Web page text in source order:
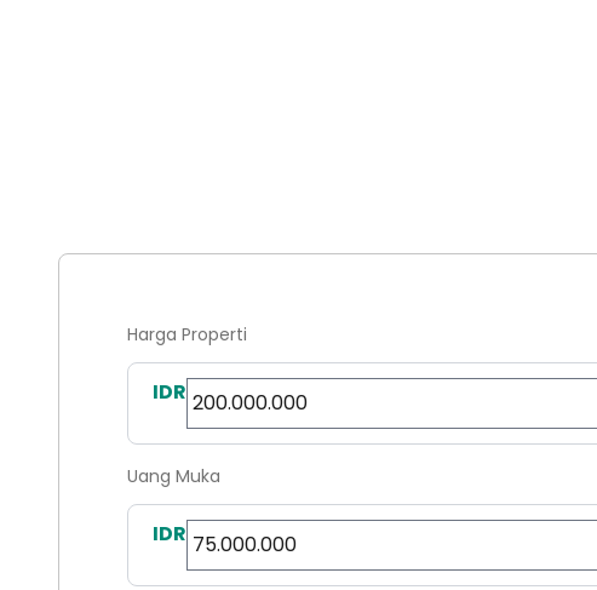
Harga Properti
IDR
Uang Muka
IDR